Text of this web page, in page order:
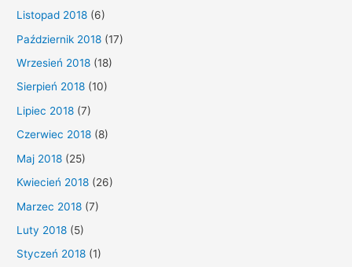
Listopad 2018 (6)
Październik 2018 (17)
Wrzesień 2018 (18)
Sierpień 2018 (10)
Lipiec 2018 (7)
Czerwiec 2018 (8)
Maj 2018 (25)
Kwiecień 2018 (26)
Marzec 2018 (7)
Luty 2018 (5)
Styczeń 2018 (1)